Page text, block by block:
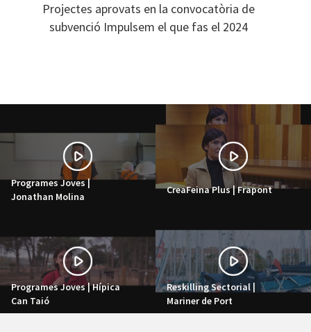
Projectes aprovats en la convocatòria de
subvenció Impulsem el que fas el 2024
Programes Joves |
Jonathan Molina
CreaFeina Plus | Frapont
Programes Joves | Hípica
Can Taió
Reskilling Sectorial |
Mariner de Port